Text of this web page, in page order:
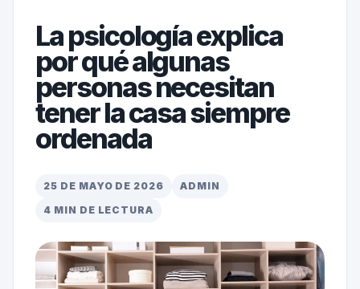
La psicología explica
por qué algunas
personas necesitan
tener la casa siempre
ordenada
25 DE MAYO DE 2026
ADMIN
4 MIN DE LECTURA